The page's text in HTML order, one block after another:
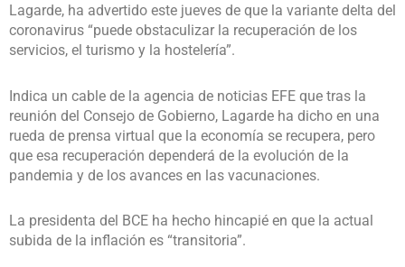
Lagarde, ha advertido este jueves de que la variante delta del
coronavirus “puede obstaculizar la recuperación de los
servicios, el turismo y la hostelería”.
Indica un cable de la agencia de noticias EFE que tras la
reunión del Consejo de Gobierno, Lagarde ha dicho en una
rueda de prensa virtual que la economía se recupera, pero
que esa recuperación dependerá de la evolución de la
pandemia y de los avances en las vacunaciones.
La presidenta del BCE ha hecho hincapié en que la actual
subida de la inflación es “transitoria”.